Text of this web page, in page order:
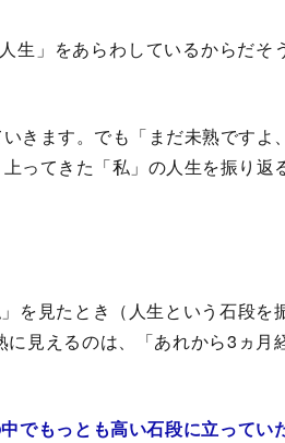
生」をあらわしているからだそ
きます。でも「まだ未熟ですよ
ってきた「私」の人生を振り返
を見たとき（人生という石段を
見えるのは、「あれから3ヵ月
でもっとも高い石段に立ってい